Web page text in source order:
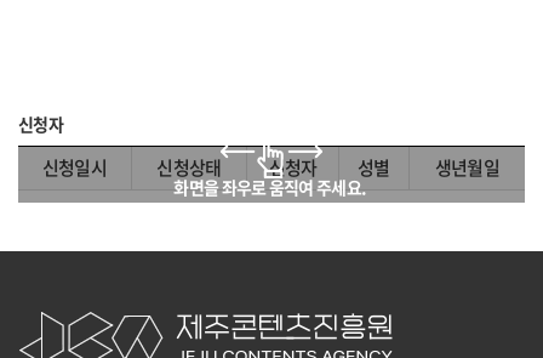
신청자
신청일시 신청상태 신청자 성별 생년월일